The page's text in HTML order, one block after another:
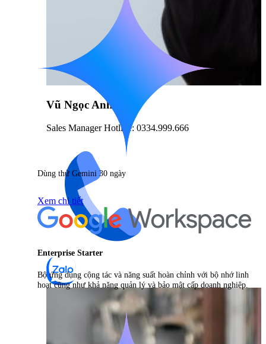
Vũ Ngọc Anh
Sales Manager Hotline: 0334.999.666
Dùng thử Gemini 30 ngày
Xem chi tiết
Enterprise Starter
Bộ ứng dụng cộng tác và năng suất hoàn chỉnh với bộ nhớ linh
hoạt cũng như khả năng quản lý và bảo mật cấp doanh nghiệp.